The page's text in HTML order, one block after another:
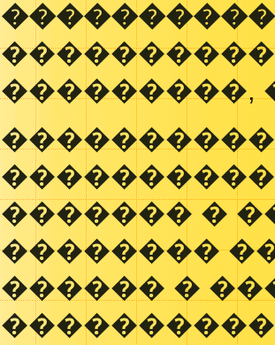
���������,
����������
������� �
��������
������ �